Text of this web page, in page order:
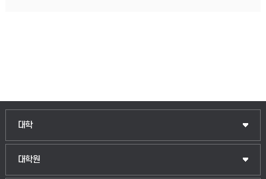
대학
인문융합공공인재학부
법경영학부
대학원
일반대학원